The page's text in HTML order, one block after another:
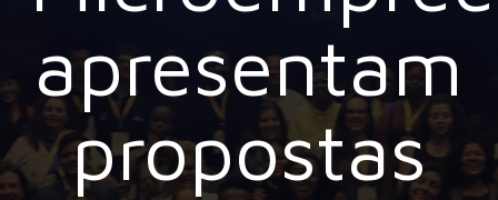
apresentam
propostas